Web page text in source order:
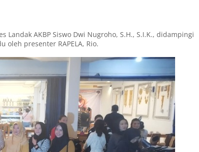
AKBP Siswo Dwi Nugroho, S.H., S.I.K., didampingi
oleh presenter RAPELA, Rio.